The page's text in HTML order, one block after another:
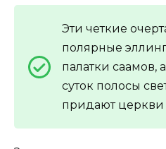
Эти четкие
полярные
палатки саамов,
суток полосы
придают церкви